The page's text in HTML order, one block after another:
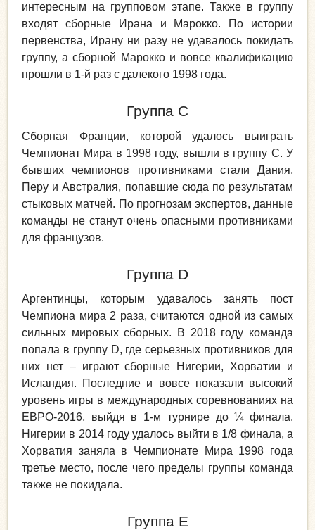
интересным на групповом этапе. Также в группу
входят сборные Ирана и Марокко. По истории
первенства, Ирану ни разу не удавалось покидать
группу, а сборной Марокко и вовсе квалификацию
прошли в 1-й раз с далекого 1998 года.
Группа С
Сборная Франции, которой удалось выиграть
Чемпионат Мира в 1998 году, вышли в группу С. У
бывших чемпионов противниками стали Дания,
Перу и Австралия, попавшие сюда по результатам
стыковых матчей. По прогнозам экспертов, данные
команды не станут очень опасными противниками
для французов.
Группа D
Аргентинцы, которым удавалось занять пост
Чемпиона мира 2 раза, считаются одной из самых
сильных мировых сборных. В 2018 году команда
попала в группу D, где серьезных противников для
них нет – играют сборные Нигерии, Хорватии и
Исландия. Последние и вовсе показали высокий
уровень игры в международных соревнованиях на
ЕВРО-2016, выйдя в 1-м турнире до ¼ финала.
Нигерии в 2014 году удалось выйти в 1/8 финала, а
Хорватия заняла в Чемпионате Мира 1998 года
третье место, после чего пределы группы команда
также не покидала.
Группа Е